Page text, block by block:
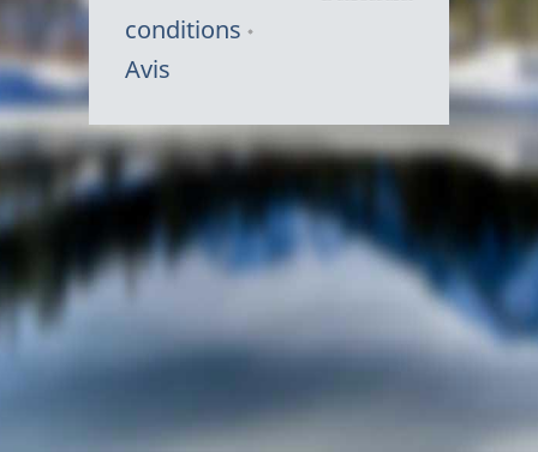
conditions
Avis
Symbole
du
Canada